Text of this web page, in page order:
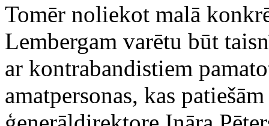
Tomēr noliekot malā
Lembergam varētu būt
ar kontrabandistiem
amatpersonas, kas